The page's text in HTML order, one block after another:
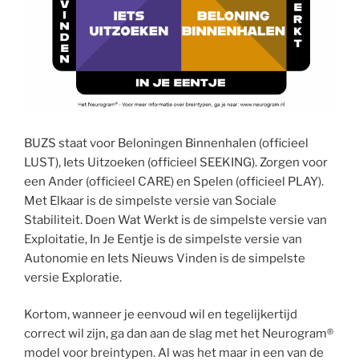
BUZS staat voor Beloningen Binnenhalen (officieel
LUST), Iets Uitzoeken (officieel SEEKING). Zorgen voor
een Ander (officieel CARE) en Spelen (officieel PLAY).
Met Elkaar is de simpelste versie van Sociale
Stabiliteit. Doen Wat Werkt is de simpelste versie van
Exploitatie, In Je Eentje is de simpelste versie van
Autonomie en Iets Nieuws Vinden is de simpelste
versie Exploratie.
Kortom, wanneer je eenvoud wil en tegelijkertijd
correct wil zijn, ga dan aan de slag met het Neurogram®
model voor breintypen. Al was het maar in een van de